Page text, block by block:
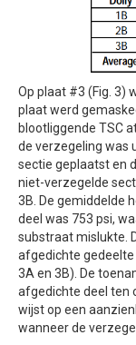
Op plaat #3 (Fig. 3)
plaat werd
blootliggende TSC
de verzegeling was
sectie geplaatst en
niet-verzegelde
3B. De gemiddelde
deel was 753 psi,
substraat mislukte.
afgedichte
3A en 3B). De
afgedichte deel ten
wijst op een
wanneer de